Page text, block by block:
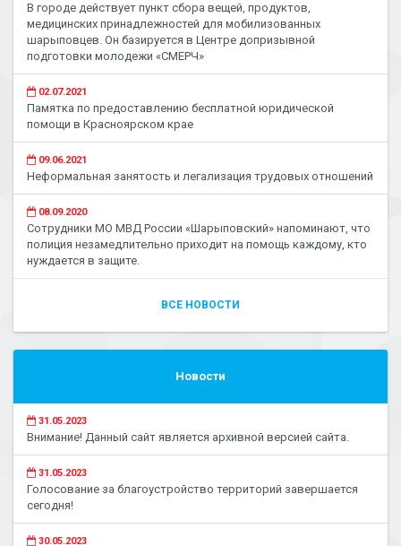
В городе действует пункт сбора вещей, продуктов,
медицинских принадлежностей для мобилизованных
шарыповцев. Он базируется в Центре допризывной
подготовки молодежи «СМЕРЧ»
02.07.2021
Памятка по предоставлению бесплатной юридической
помощи в Красноярском крае
09.06.2021
Неформальная занятость и легализация трудовых отношений
08.09.2020
Сотрудники МО МВД России «Шарыповский» напоминают, что
полиция незамедлительно приходит на помощь каждому, кто
нуждается в защите.
ВСЕ НОВОСТИ
Новости
31.05.2023
Внимание! Данный сайт является архивной версией сайта.
31.05.2023
Голосование за благоустройство территорий завершается
сегодня!
30.05.2023